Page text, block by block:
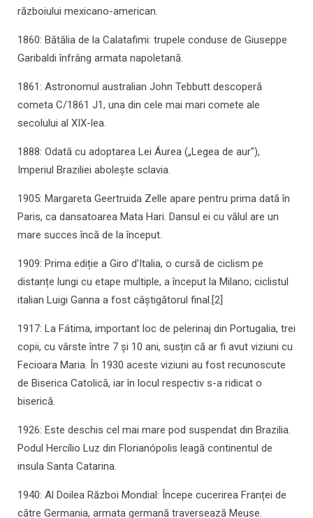
războiului mexicano-american.
1860: Bătălia de la Calatafimi: trupele conduse de Giuseppe
Garibaldi înfrâng armata napoletană.
1861: Astronomul australian John Tebbutt descoperă
cometa C/1861 J1, una din cele mai mari comete ale
secolului al XIX-lea.
1888: Odată cu adoptarea Lei Áurea („Legea de aur"),
Imperiul Braziliei abolește sclavia.
1905: Margareta Geertruida Zelle apare pentru prima dată în
Paris, ca dansatoarea Mata Hari. Dansul ei cu vălul are un
mare succes încă de la început.
1909: Prima ediție a Giro d'Italia, o cursă de ciclism pe
distanțe lungi cu etape multiple, a început la Milano; ciclistul
italian Luigi Ganna a fost câștigătorul final.[2]
1917: La Fátima, important loc de pelerinaj din Portugalia, trei
copii, cu vârste între 7 și 10 ani, susțin că ar fi avut viziuni cu
Fecioara Maria. În 1930 aceste viziuni au fost recunoscute
de Biserica Catolică, iar în locul respectiv s-a ridicat o
biserică.
1926: Este deschis cel mai mare pod suspendat din Brazilia.
Podul Hercílio Luz din Florianópolis leagă continentul de
insula Santa Catarina.
1940: Al Doilea Război Mondial: Începe cucerirea Franței de
către Germania, armata germană traversează Meuse.